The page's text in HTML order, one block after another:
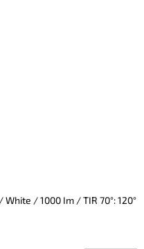
/ 1000 Im / TIR 70°: 120°